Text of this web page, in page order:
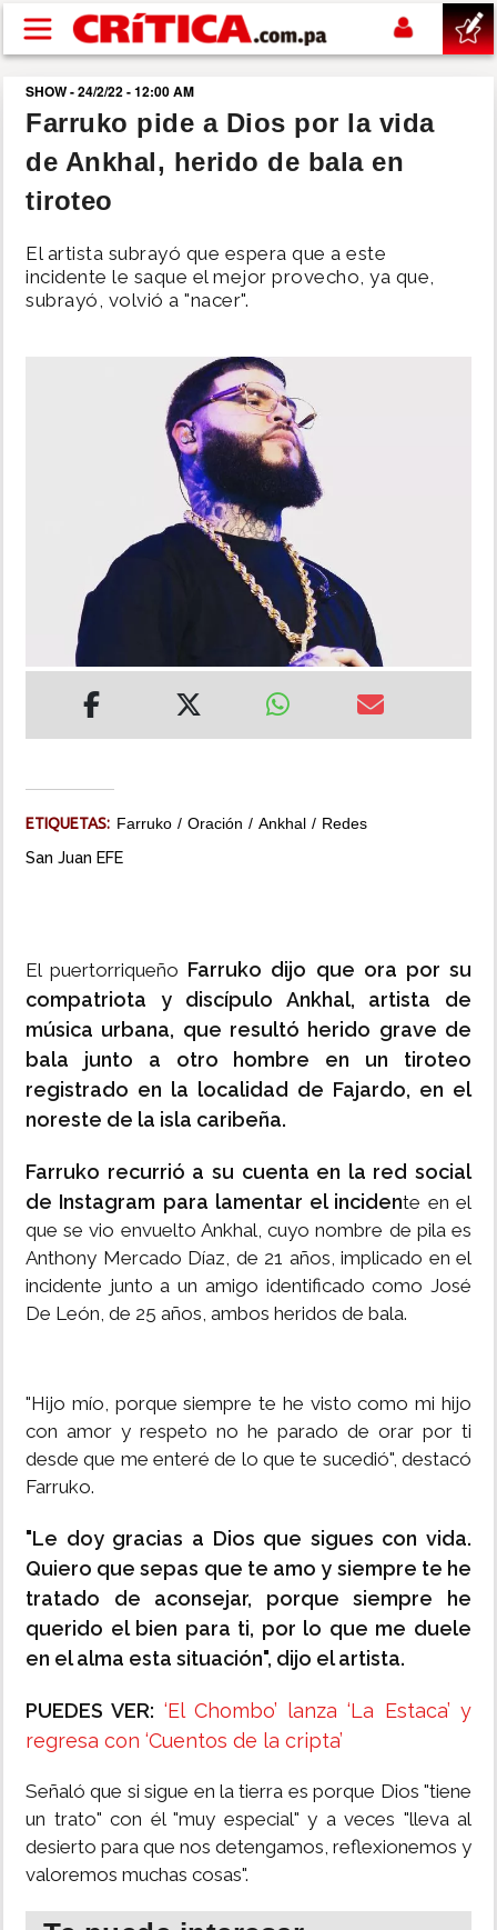
Pasar al contenido principal
buscar
SUCESOS
POLÍTICA
MULTIMEDIA
IMPRESO
SHOW - 24/2/22 - 12:00 AM
Farruko pide a Dios por la vida
de Ankhal, herido de bala en
tiroteo
El artista subrayó que espera que a este
incidente le saque el mejor provecho, ya que,
subrayó, volvió a "nacer".
ETIQUETAS: Farruko Oración Ankhal Redes
San Juan EFE
El puertorriqueño Farruko dijo que ora por su
compatriota y discípulo Ankhal, artista de
música urbana, que resultó herido grave de
bala junto a otro hombre en un tiroteo
registrado en la localidad de Fajardo, en el
noreste de la isla caribeña.
Farruko recurrió a su cuenta en la red social
de Instagram para lamentar el incidente en el
que se vio envuelto Ankhal, cuyo nombre de pila es
Anthony Mercado Díaz, de 21 años, implicado en el
incidente junto a un amigo identificado como José
De León, de 25 años, ambos heridos de bala.
"Hijo mío, porque siempre te he visto como mi hijo
con amor y respeto no he parado de orar por ti
desde que me enteré de lo que te sucedió", destacó
Farruko.
"Le doy gracias a Dios que sigues con vida.
Quiero que sepas que te amo y siempre te he
tratado de aconsejar, porque siempre he
querido el bien para ti, por lo que me duele
en el alma esta situación", dijo el artista.
PUEDES VER: ‘El Chombo’ lanza ‘La Estaca’ y
regresa con ‘Cuentos de la cripta’
Señaló que si sigue en la tierra es porque Dios "tiene
un trato" con él "muy especial" y a veces "lleva al
desierto para que nos detengamos, reflexionemos y
valoremos muchas cosas".